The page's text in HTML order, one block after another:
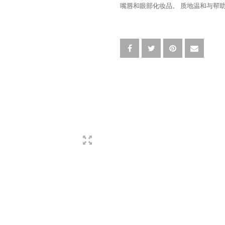
嘴唇和眼部化妆品。 质地温和与帮